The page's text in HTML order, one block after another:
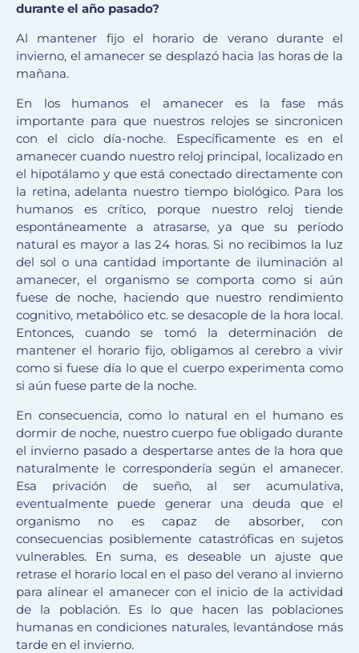
durante el año pasado?
Al mantener fijo el horario de verano durante el
invierno, el amanecer se desplazó hacia las horas de la
mañana.
En los humanos el amanecer es la fase más
importante para que nuestros relojes se sincronicen
con el ciclo día-noche. Específicamente es en el
amanecer cuando nuestro reloj principal, localizado en
el hipotálamo y que está conectado directamente con
la retina, adelanta nuestro tiempo biológico. Para los
humanos es crítico, porque nuestro reloj tiende
espontáneamente a atrasarse, ya que su período
natural es mayor a las 24 horas. Si no recibimos la luz
del sol o una cantidad importante de iluminación al
amanecer, el organismo se comporta como si aún
fuese de noche, haciendo que nuestro rendimiento
cognitivo, metabólico etc. se desacople de la hora local.
Entonces, cuando se tomó la determinación de
mantener el horario fijo, obligamos al cerebro a vivir
como si fuese día lo que el cuerpo experimenta como
si aún fuese parte de la noche.
En consecuencia, como lo natural en el humano es
dormir de noche, nuestro cuerpo fue obligado durante
el invierno pasado a despertarse antes de la hora que
naturalmente le correspondería según el amanecer.
Esa privación de sueño, al ser acumulativa,
eventualmente puede generar una deuda que el
organismo no es capaz de absorber, con
consecuencias posiblemente catastróficas en sujetos
vulnerables. En suma, es deseable un ajuste que
retrase el horario local en el paso del verano al invierno
para alinear el amanecer con el inicio de la actividad
de la población. Es lo que hacen las poblaciones
humanas en condiciones naturales, levantándose más
tarde en el invierno.